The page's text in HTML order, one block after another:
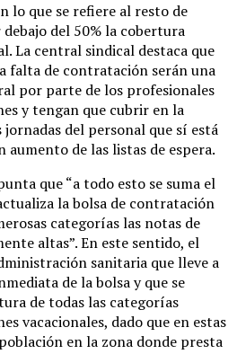
lo que se refiere al resto de
del 50% la cobertura
La central sindical destaca que
falta de contratación serán una
por parte de los profesionales
y tengan que cubrir en la
jornadas del personal que sí está
aumento de las listas de espera.
que “a todo esto se suma el
la bolsa de contratación
categorías las notas de
altas”. En este sentido, el
sanitaria que lleve a
de la bolsa y que se
de todas las categorías
vacacionales, dado que en estas
en la zona donde presta